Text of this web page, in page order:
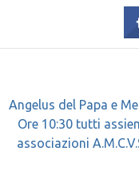
Angelus del Papa e
Ore 10:30 tutti
associazioni